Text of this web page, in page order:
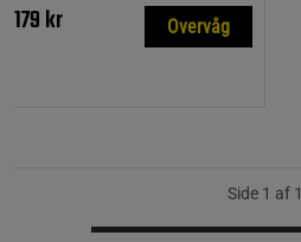
179 kr Overvåg
Side 1 af 1